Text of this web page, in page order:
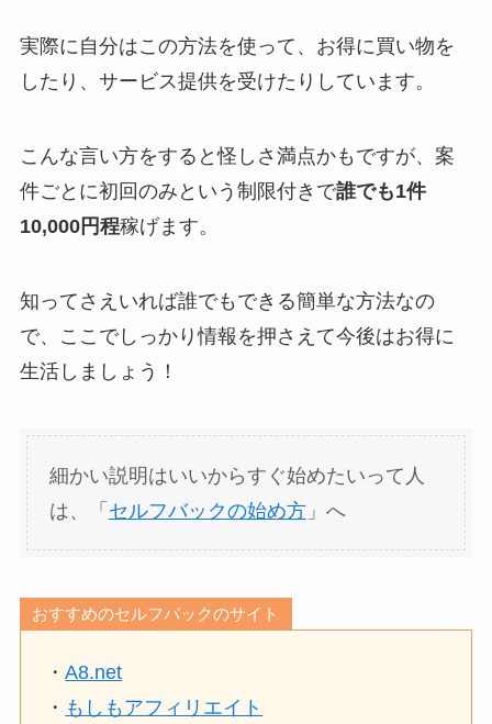
実際に自分はこの方法を使って、お得に買い物を
したり、サービス提供を受けたりしています。
こんな言い方をすると怪しさ満点かもですが、案
件ごとに初回のみという制限付きで誰でも1件
10,000円程稼げます。
知ってさえいれば誰でもできる簡単な方法なの
で、ここでしっかり情報を押さえて今後はお得に
生活しましょう！
細かい説明はいいからすぐ始めたいって人
は、「 セルフバックの始め方」へ
おすすめのセルフバックのサイト
・A8.net
・ もしもアフィリエイト